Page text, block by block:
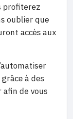
profiterez
oublier que
accès aux
à des
de vous